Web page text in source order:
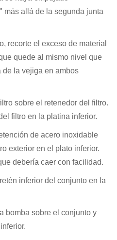
más allá de la segunda junta
recorte el exceso de material
quede al mismo nivel que
de la vejiga en ambos
sobre el retenedor del filtro.
filtro en la platina inferior.
de acero inoxidable
exterior en el plato inferior.
debería caer con facilidad.
inferior del conjunto en la
bomba sobre el conjunto y